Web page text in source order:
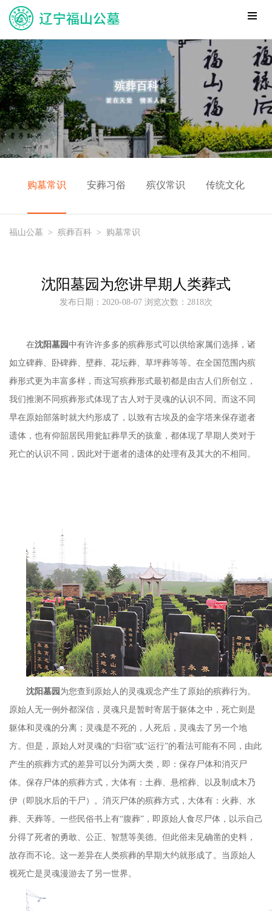
购墓常识 安葬习俗 殡仪常识 传统文化
福山公墓 > 殡葬百科 > 购墓常识
沈阳墓园为您讲早期人类葬式
发布日期：2020-08-07 浏览次数：2818次
在沈阳墓园中有许许多多的殡葬形式可以供给家属们选择，诸
如立碑葬、卧碑葬、壁葬、花坛葬、草坪葬等等。在全国范围内殡
葬形式更为丰富多样，而这写殡葬形式最初都是由古人们所创立，
我们推测不同殡葬形式体现了古人对于灵魂的认识不同。而这不同
早在原始部落时就大约形成了，以致有古埃及的金字塔来保存逝者
遗体，也有仰韶居民用瓮缸葬早夭的孩童，都体现了早期人类对于
死亡的认识不同，因此对于逝者的遗体的处理有及其大的不相同。
沈阳墓园 为您查到 原始人的灵魂观念产生了原始的殡葬行为。
原始人无一例外都深信，灵魂只是暂时寄居于躯体之中，死亡则是
躯体和灵魂的分离；灵魂是不死的，人死后，灵魂去了另一个地
方。但是，原始人对灵魂的“归宿”或“运行”的看法可能有不同，由此
产生的殡葬方式的差异可以分为两大类，即：保存尸体和消灭尸
体。保存尸体的殡葬方式，大体有：土葬、悬棺葬、以及制成木乃
伊（即脱水后的干尸）。消灭尸体的殡葬方式，大体有：火葬、水
葬、天葬等。一些民俗书上有“腹葬” ，即原始人食尽尸体，以示自己
分得了死者的勇敢、公正、智慧等美德。但此俗未见确凿的史料，
故存而不论。这一差异在人类殡葬的早期大约就形成了。当原始人
视死亡是灵魂漫游去了另一世界。